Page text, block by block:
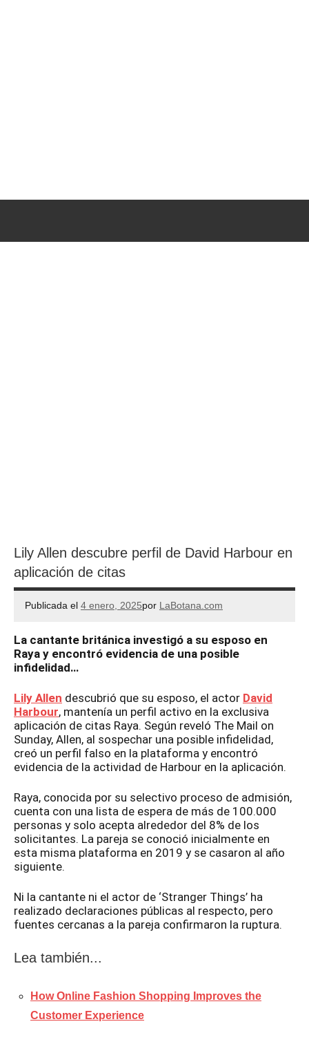
Lily Allen descubre perfil de David Harbour en
aplicación de citas
Publicada el 4 enero, 2025por LaBotana.com
La cantante británica investigó a su esposo en
Raya y encontró evidencia de una posible
infidelidad…
Lily Allen descubrió que su esposo, el actor David
Harbour, mantenía un perfil activo en la exclusiva
aplicación de citas Raya. Según reveló The Mail on
Sunday, Allen, al sospechar una posible infidelidad,
creó un perfil falso en la plataforma y encontró
evidencia de la actividad de Harbour en la aplicación.
Raya, conocida por su selectivo proceso de admisión,
cuenta con una lista de espera de más de 100.000
personas y solo acepta alrededor del 8% de los
solicitantes. La pareja se conoció inicialmente en
esta misma plataforma en 2019 y se casaron al año
siguiente.
Ni la cantante ni el actor de ‘Stranger Things’ ha
realizado declaraciones públicas al respecto, pero
fuentes cercanas a la pareja confirmaron la ruptura.
Lea también...
How Online Fashion Shopping Improves the
Customer Experience